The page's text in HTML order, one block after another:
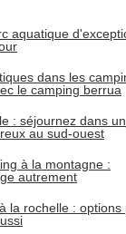
aquatique
dans les
le camping berrua
: séjournez dans un
au sud-ouest
à la montagne :
autrement
la rochelle : options